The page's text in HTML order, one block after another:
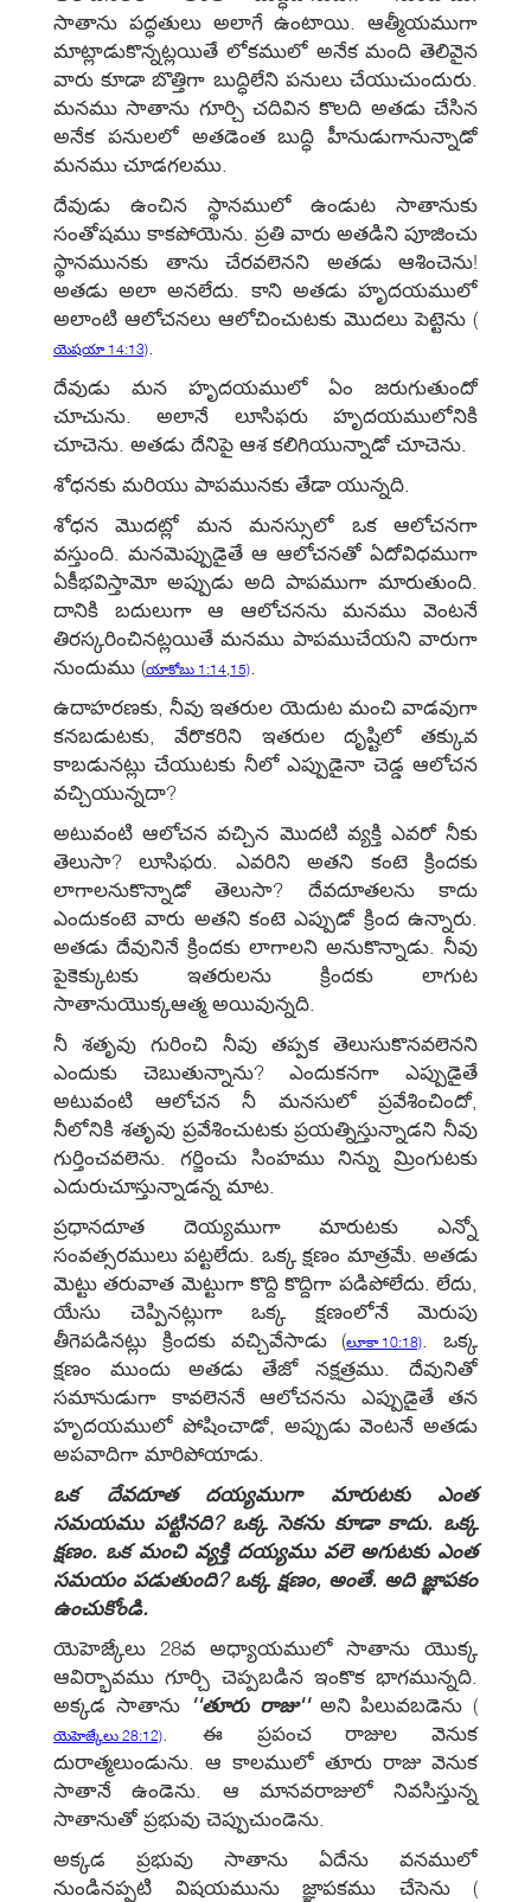
సాతాను పద్ధతులు అలాగే ఉంటాయి. ఆత్మీయముగా
మాట్లాడుకొన్నట్లయితే లోకములో అనేక మంది తెలివైన
వారు కూడా బొత్తిగా బుద్ధిలేని పనులు చేయుచుందురు.
మనము సాతాను గూర్చి చదివిన కొలది అతడు చేసిన
అనేక పనులలో అతడెంత బుద్ధి హీనుడుగానున్నాడో
మనము చూడగలము.
దేవుడు ఉంచిన స్థానములో ఉండుట సాతానుకు
సంతోషము కాకపోయెను. ప్రతి వారు అతడిని పూజించు
స్థానమునకు తాను చేరవలెనని అతడు ఆశించెను!
అతడు అలా అనలేదు. కాని అతడు హృదయములో
అలాంటి ఆలోచనలు ఆలోచించుటకు మొదలు పెట్టెను (
యెషయా 14:13)
దేవుడు మన హృదయములో ఏం జరుగుతుందో
చూచును. అలానే లూసిఫరు హృదయములోనికి
చూచెను. అతడు దేనిపై ఆశ కలిగియున్నాడో చూచెను.
శోధనకు మరియు పాపమునకు తేడా యున్నది.
శోధన మొదట్లో మన మనస్సులో ఒక ఆలోచనగా
వస్తుంది. మనమెప్పుడైతే ఆ ఆలోచనతో ఏదోవిధముగా
ఏకీభవిస్తామో అప్పుడు అది పాపముగా మారుతుంది.
దానికి బదులుగా ఆ ఆలోచనను మనము వెంటనే
తిరస్కరించినట్లయితే మనము పాపముచేయని వారుగా
నుందుము (యాకోబు 1:14,15)
ఉదాహరణకు, నీవు ఇతరుల యెదుట మంచి వాడవుగా
కనబడుటకు, వేరొకరిని ఇతరుల దృష్టిలో తక్కువ
కాబడునట్లు చేయుటకు నీలో ఎప్పుడైనా చెడ్డ ఆలోచన
వచ్చియున్నదా?
అటువంటి ఆలోచన వచ్చిన మొదటి వ్యక్తి ఎవరో నీకు
తెలుసా? లూసిఫరు. ఎవరిని అతని కంటె క్రిందకు
లాగాలనుకొన్నాడో తెలుసా? దేవదూతలను కాదు
ఎందుకంటె వారు అతని కంటె ఎప్పుడో క్రింద ఉన్నారు.
అతడు దేవునినే క్రిందకు లాగాలని అనుకొన్నాడు. నీవు
పైకెక్కుటకు ఇతరులను క్రిందకు లాగుట
సాతానుయొక్కఆత్మ అయివున్నది.
నీ శతృవు గురించి నీవు తప్పక తెలుసుకొనవలెనని
ఎందుకు చెబుతున్నాను? ఎందుకనగా ఎప్పుడైతే
అటువంటి ఆలోచన నీ మనసులో ప్రవేశించిందో,
నీలోనికి శతృవు ప్రవేశించుటకు ప్రయత్నిస్తున్నాడని నీవు
గుర్తించవలెను. గర్జించు సింహము నిన్ను మ్రింగుటకు
ఎదురుచూస్తున్నాడన్న మాట.
ప్రధానదూత దెయ్యముగా మారుటకు ఎన్నో
సంవత్సరములు పట్టలేదు. ఒక్క క్షణం మాత్రమే. అతడు
మెట్టు తరువాత మెట్టుగా కొద్ది కొద్దిగా పడిపోలేదు. లేదు,
యేసు చెప్పినట్లుగా ఒక్క క్షణంలోనే మెరుపు
తీగెపడినట్లు క్రిందకు వచ్చివేసాడు(లూకా 10:18)
. ఒక్క
క్షణం ముందు అతడు తేజో నక్షత్రము. దేవునితో
సమానుడుగా కావలెననే ఆలోచనను ఎప్పుడైతే తన
హృదయములో పోషించాడో, అప్పుడు వెంటనే అతడు
అపవాదిగా మారిపోయాడు.
ఒక దేవదూత దయ్యముగా మారుటకు ఎంత
సమయము పట్టినది? ఒక్క సెకను కూడా కాదు. ఒక్క
క్షణం. ఒక మంచి వ్యక్తి దయ్యము వలె అగుటకు ఎంత
సమయం పడుతుంది? ఒక్క క్షణం, అంతే. అది జ్ఞాపకం
ఉంచుకోండి.
యెహెజ్కేలు 28వ అధ్యాయములో సాతాను యొక్క
ఆవిర్భావము గూర్చి చెప్పబడిన ఇంకొక భాగమున్నది.
అక్కడ సాతాను ''తూరు రాజు''అని పిలువబడెను(
యెహెజ్కేలు 28:12)
. ఈ ప్రపంచ రాజుల వెనుక
దురాత్మలుండును. ఆ కాలములో తూరు రాజు వెనుక
సాతానే ఉండెను. ఆ మానవరాజులో నివసిస్తున్న
సాతానుతో ప్రభువు చెప్పుచుండెను.
అక్కడ ప్రభువు సాతాను ఏదేను వనములో
నుండినప్పటి విషయమును జ్ఞాపకము చేసెను (